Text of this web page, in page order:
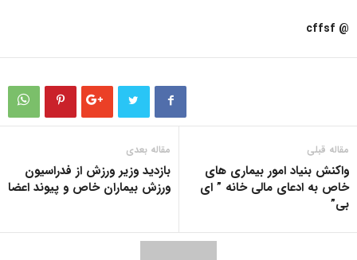
@ cffsf
مقاله قبلی
واکنش بنیاد امور بیماری های
خاص به ادعای مالی خانه ” ای
بی”
مقاله بعدی
بازدید وزیر ورزش از فدراسیون
ورزش بیماران خاص و پیوند اعضا